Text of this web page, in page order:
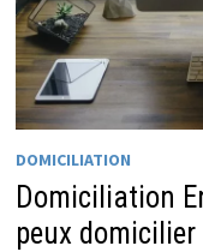
DOMICILIATION
Domiciliation
peux